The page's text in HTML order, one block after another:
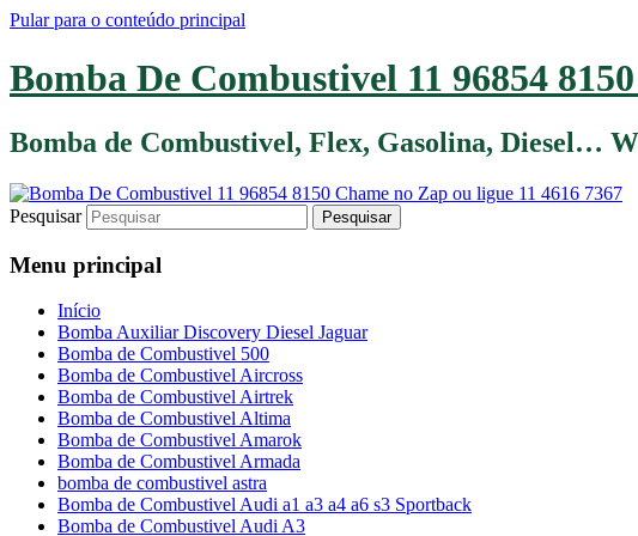
Pular para o conteúdo principal
Bomba De Combustivel 11 96854
Bomba de Combustivel, Flex, Gasolina, Diesel…
Pesquisar
Menu principal
Início
Bomba Auxiliar Discovery Diesel Jaguar
Bomba de Combustivel 500
Bomba de Combustivel Aircross
Bomba de Combustivel Airtrek
Bomba de Combustivel Altima
Bomba de Combustivel Amarok
Bomba de Combustivel Armada
bomba de combustivel astra
Bomba de Combustivel Audi a1 a3 a4 a6 s3 Sportback
Bomba de Combustivel Audi A3